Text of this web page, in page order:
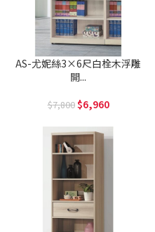
AS-尤妮絲3×6尺白栓木浮雕
開...
7,800 6,960